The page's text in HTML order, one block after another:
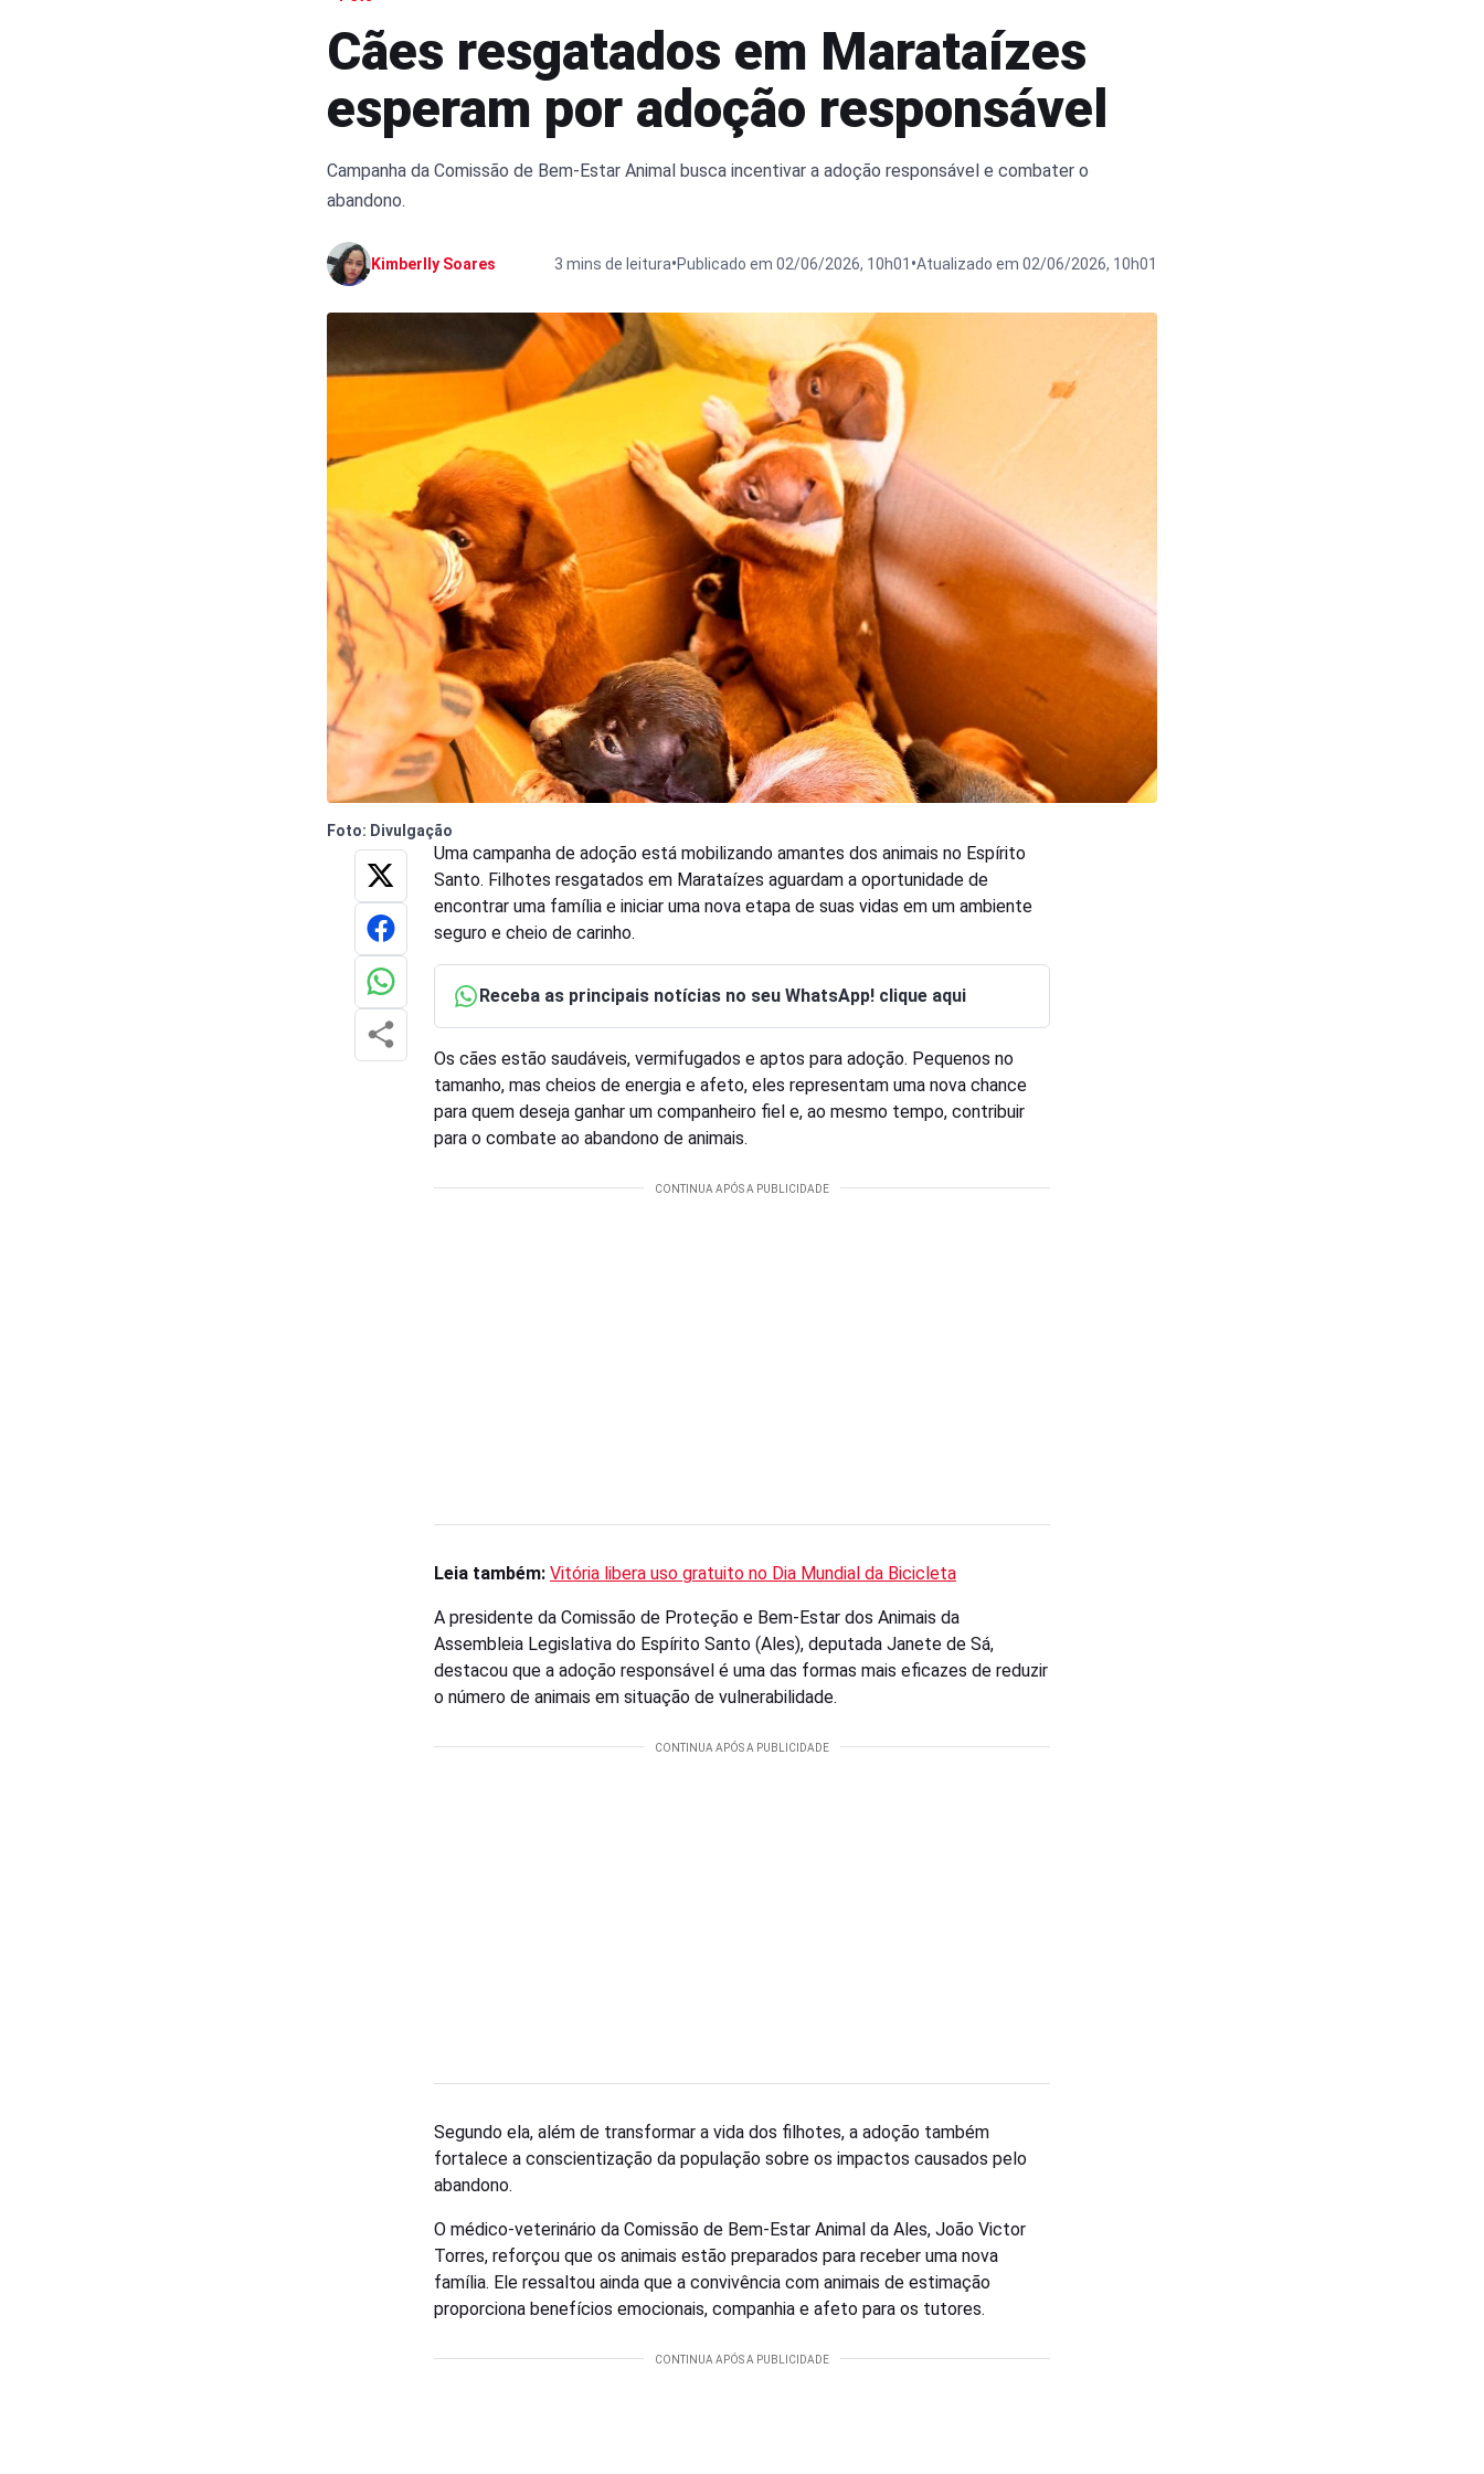
Cães resgatados em Marataízes
esperam por adoção responsável
Campanha da Comissão de Bem-Estar Animal busca incentivar a adoção responsável e combater o
abandono.
Kimberlly Soares 3 mins de leitura•Publicado em 02/06/2026, 10h01 •Atualizado em 02/06/2026, 10h01
Foto: Divulgação
Uma campanha de adoção está mobilizando amantes dos animais no Espírito
Santo. Filhotes resgatados em Marataízes aguardam a oportunidade de
encontrar uma família e iniciar uma nova etapa de suas vidas em um ambiente
seguro e cheio de carinho.
Receba as principais notícias no seu WhatsApp! clique aqui
Os cães estão saudáveis, vermifugados e aptos para adoção. Pequenos no
tamanho, mas cheios de energia e afeto, eles representam uma nova chance
para quem deseja ganhar um companheiro fiel e, ao mesmo tempo, contribuir
para o combate ao abandono de animais.
Leia também: Vitória libera uso gratuito no Dia Mundial da Bicicleta
A presidente da Comissão de Proteção e Bem-Estar dos Animais da
Assembleia Legislativa do Espírito Santo (Ales), deputada Janete de Sá,
destacou que a adoção responsável é uma das formas mais eficazes de reduzir
o número de animais em situação de vulnerabilidade.
Segundo ela, além de transformar a vida dos filhotes, a adoção também
fortalece a conscientização da população sobre os impactos causados pelo
abandono.
O médico-veterinário da Comissão de Bem-Estar Animal da Ales, João Victor
Torres, reforçou que os animais estão preparados para receber uma nova
família. Ele ressaltou ainda que a convivência com animais de estimação
proporciona benefícios emocionais, companhia e afeto para os tutores.